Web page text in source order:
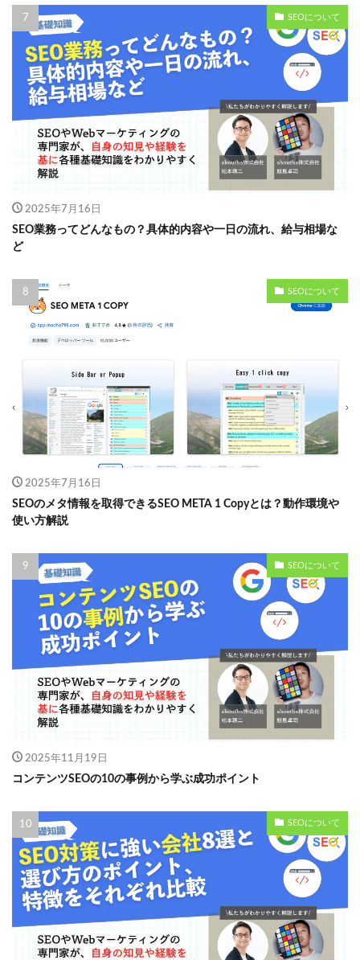
SEOについて
2025年7月16日
SEO業務ってどんなもの？具体的内容や一日の流れ、給与相場な
ど
SEOについて
2025年7月16日
SEOのメタ情報を取得できるSEO META 1 Copyとは？動作環境や
使い方解説
SEOについて
2025年11月19日
コンテンツSEOの10の事例から学ぶ成功ポイント
SEOについて